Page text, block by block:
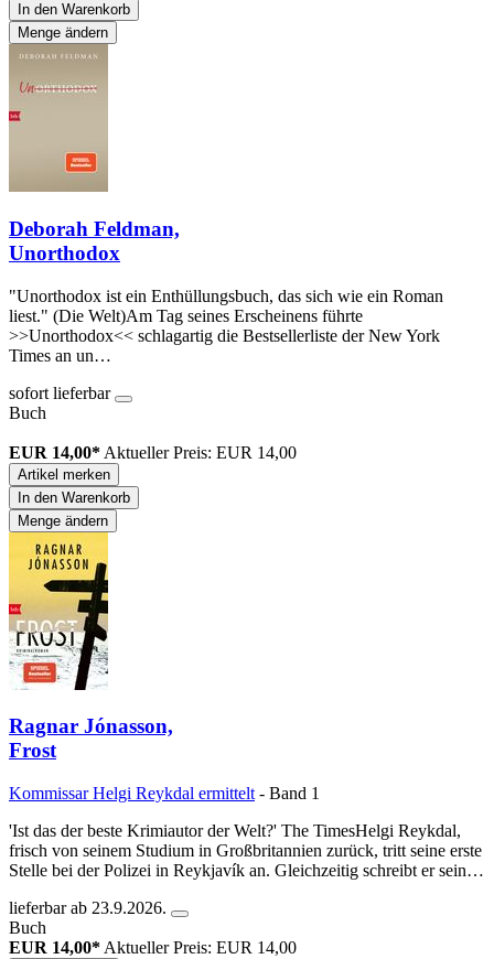
In den Warenkorb
Menge ändern
Deborah Feldman,
Unorthodox
"Unorthodox ist ein Enthüllungsbuch, das sich wie ein Roman
liest." (Die Welt)Am Tag seines Erscheinens führte
>>Unorthodox<< schlagartig die Bestsellerliste der New York
Times an un…
sofort lieferbar
Buch
EUR 14,00* Aktueller Preis: EUR 14,00
Artikel merken
In den Warenkorb
Menge ändern
Ragnar Jónasson,
Frost
Kommissar Helgi Reykdal ermittelt - Band 1
'Ist das der beste Krimiautor der Welt?' The TimesHelgi Reykdal,
frisch von seinem Studium in Großbritannien zurück, tritt seine erste
Stelle bei der Polizei in Reykjavík an. Gleichzeitig schreibt er sein…
lieferbar ab 23.9.2026.
Buch
EUR 14,00* Aktueller Preis: EUR 14,00